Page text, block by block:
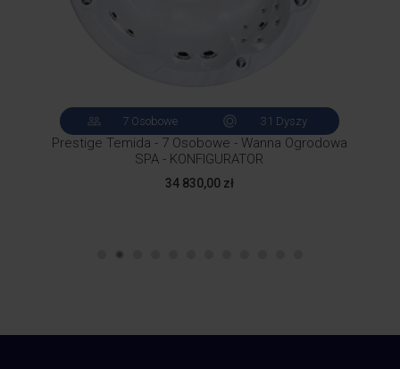
7 Osobowe 31 Dyszy
Prestige Temida - 7 Osobowe - Wanna Ogrodowa
SPA - KONFIGURATOR
Cena
34 830,00 zł